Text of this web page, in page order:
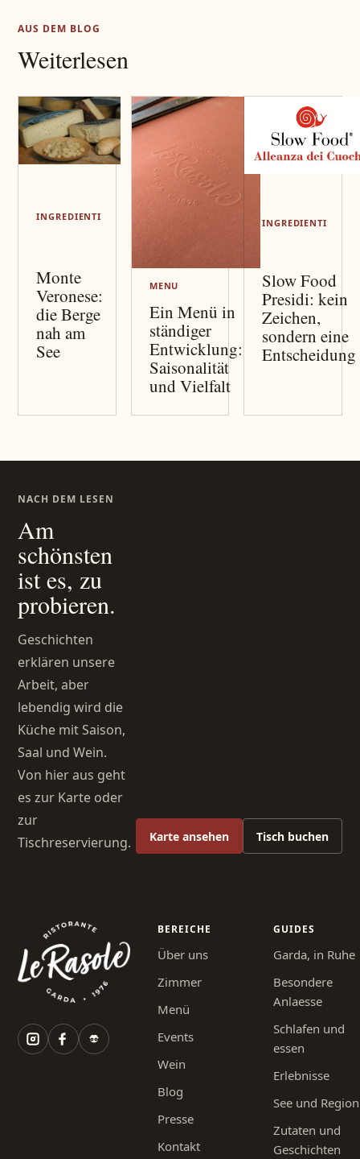
AUS DEM BLOG
Weiterlesen
INGREDIENTI
Monte
Veronese:
die Berge
nah am
See
MENU
Ein Menü in
ständiger
Entwicklung:
Saisonalität
und Vielfalt
INGREDIENTI
Slow Food
Presidi: kein
Zeichen,
sondern eine
Entscheidung
NACH DEM LESEN
Am
schönsten
ist es, zu
probieren.
Geschichten
erklären unsere
Arbeit, aber
lebendig wird die
Küche mit Saison,
Saal und Wein.
Von hier aus geht
es zur Karte oder
zur
Tischreservierung.
Karte ansehen Tisch buchen
BEREICHE
Über uns
Zimmer
Menü
Events
Wein
Blog
Presse
Kontakt
GUIDES
Garda, in Ruhe
Besondere
Anlaesse
Schlafen und
essen
Erlebnisse
See und Region
Zutaten und
Geschichten